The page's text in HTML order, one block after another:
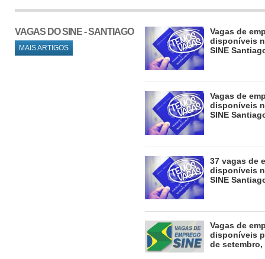
VAGAS DO SINE - SANTIAGO
MAIS ARTIGOS
Vagas de
disponíveis
SINE
Vagas de
disponíveis
SINE
37 vagas de
disponíveis
SINE
Vagas de
disponíveis
de setembro,